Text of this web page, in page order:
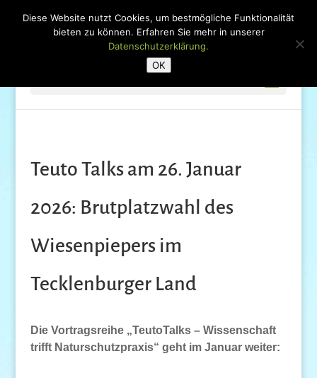
Teuto Talks am 26. Januar
2026: Brutplatzwahl des
Wiesenpiepers im
Tecklenburger Land
Die Vortragsreihe „TeutoTalks – Wissenschaft
trifft Naturschutzpraxis“ geht im Januar weiter:
Diese Website nutzt Cookies, um bestmögliche Funktionalität
bieten zu können. Erfahren Sie mehr in unserer
Datenschutzerklärung.
OK